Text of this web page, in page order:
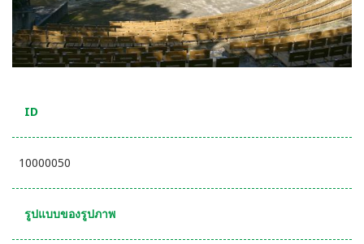
ID
10000050
รูปแบบของรูปภาพ